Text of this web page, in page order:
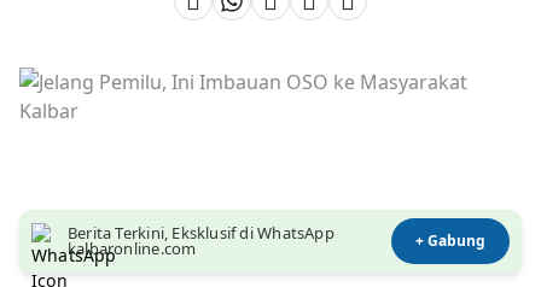
Berita Terkini, Eksklusif di WhatsApp
kalbaronline.com + Gabung